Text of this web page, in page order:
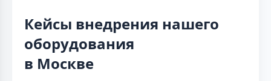
Кейсы внедрения нашего
оборудования
в Москве